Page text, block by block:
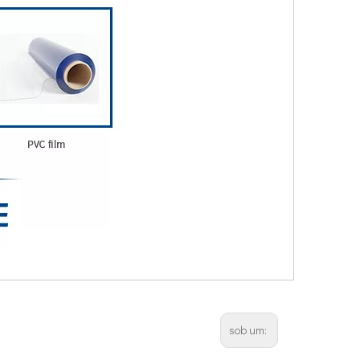
sob um: